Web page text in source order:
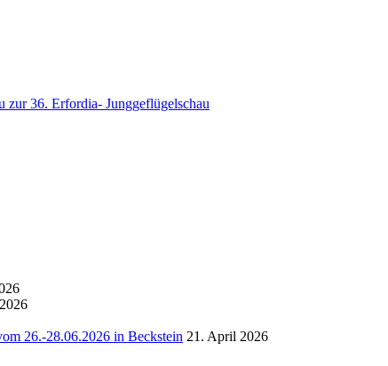
zur 36. Erfordia- Junggeflügelschau
26.-28.06.2026 in Beckstein 21. April 2026